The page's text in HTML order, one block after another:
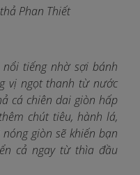
Phan Thiết
tiếng nhờ sợi bánh
vị ngọt thanh từ nước
cá chiên dai giòn hấp
chút tiêu, hành lá,
giòn sẽ khiến bạn
cả ngay từ thìa đầu